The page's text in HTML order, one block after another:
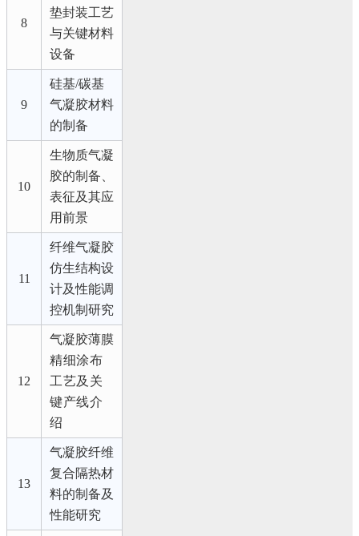
8
垫封装工艺
与关键材料
设备
9
硅基/碳基
气凝胶材料
的制备
10
生物质气凝
胶的制备、
表征及其应
用前景
11
纤维气凝胶
仿生结构设
计及性能调
控机制研究
12
气凝胶薄膜
精细涂布
工艺及关
键产线介
绍
13
气凝胶纤维
复合隔热材
料的制备及
性能研究